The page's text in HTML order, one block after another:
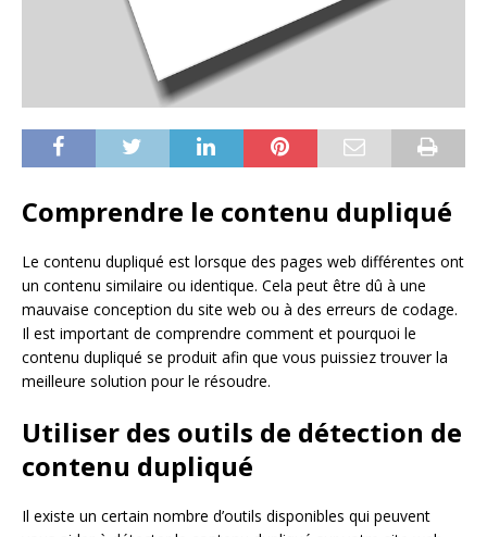
Comprendre le contenu dupliqué
Le contenu dupliqué est lorsque des pages web différentes ont
un contenu similaire ou identique. Cela peut être dû à une
mauvaise conception du site web ou à des erreurs de codage.
Il est important de comprendre comment et pourquoi le
contenu dupliqué se produit afin que vous puissiez trouver la
meilleure solution pour le résoudre.
Utiliser des outils de détection de
contenu dupliqué
Il existe un certain nombre d’outils disponibles qui peuvent